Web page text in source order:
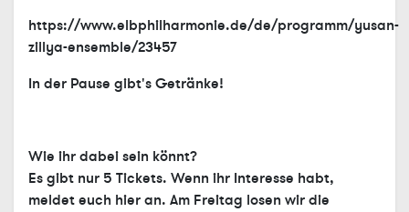
https://www.elbphilharmonie.de/de/programm/yusan-
zillya-ensemble/23457
In der Pause gibt's Getränke!
Wie ihr dabei sein könnt?
Es gibt nur 5 Tickets. Wenn ihr Interesse habt,
meldet euch hier an. Am Freitag losen wir die